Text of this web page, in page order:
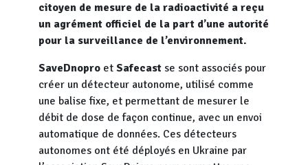
citoyen de mesure de la radioactivité a reçu
un agrément officiel de la part d’une autorité
pour la surveillance de l’environnement.
SaveDnopro et Safecast se sont associés pour
créer un détecteur autonome, utilisé comme
une balise fixe, et permettant de mesurer le
débit de dose de façon continue, avec un envoi
automatique de données. Ces détecteurs
autonomes ont été déployés en Ukraine par